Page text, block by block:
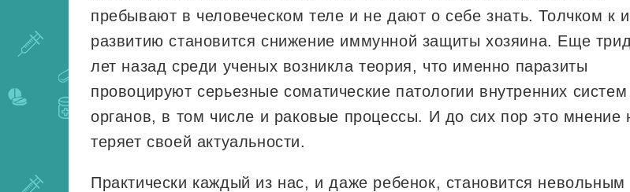
пребывают в человеческом теле и не дают о себе знать. Толчком к
развитию становится снижение иммунной защиты хозяина. Еще
лет назад среди ученых возникла теория, что именно паразиты
провоцируют серьезные соматические патологии внутренних систем
органов, в том числе и раковые процессы. И до сих пор это мнение
теряет своей актуальности.
Практически каждый из нас, и даже ребенок, становится невольным